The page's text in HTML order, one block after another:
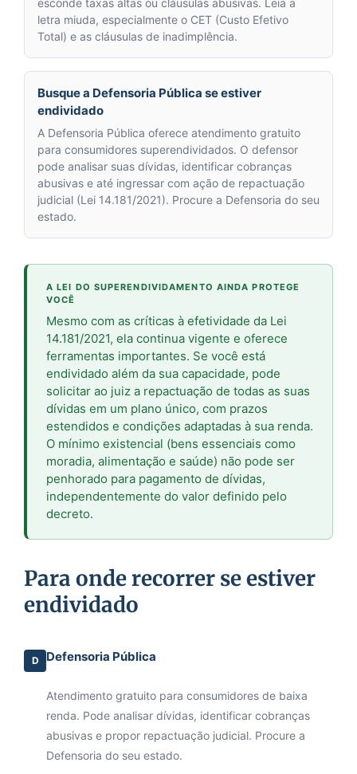
letra miuda, especialmente o CET (Custo Efetivo
Total) e as cláusulas de inadimplência.
Busque a Defensoria Pública se estiver
endividado
A Defensoria Pública oferece atendimento gratuito
para consumidores superendividados. O defensor
pode analisar suas dívidas, identificar cobranças
abusivas e até ingressar com ação de repactuação
judicial (Lei 14.181/2021). Procure a Defensoria do seu
estado.
A LEI DO SUPERENDIVIDAMENTO AINDA PROTEGE
VOCÊ
Mesmo com as críticas à efetividade da Lei
14.181/2021, ela continua vigente e oferece
ferramentas importantes. Se você está
endividado além da sua capacidade, pode
solicitar ao juiz a repactuação de todas as suas
dívidas em um plano único, com prazos
estendidos e condições adaptadas à sua renda.
O mínimo existencial (bens essenciais como
moradia, alimentação e saúde) não pode ser
penhorado para pagamento de dívidas,
independentemente do valor definido pelo
decreto.
Para onde recorrer se estiver
endividado
D Defensoria Pública
Atendimento gratuito para consumidores de baixa
renda. Pode analisar dívidas, identificar cobranças
abusivas e propor repactuação judicial. Procure a
Defensoria do seu estado.